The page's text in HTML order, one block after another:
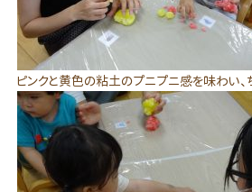
ピンクと黄色の粘土のプニプニ感を味わい、